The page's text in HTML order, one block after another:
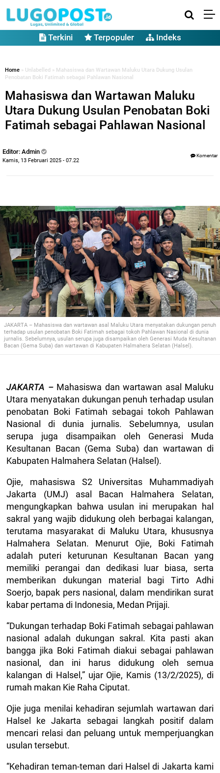
Terkini Terpopuler Indeks
Home » Unlabelled » Mahasiswa dan Wartawan Maluku Utara Dukung Usulan
Penobatan Boki Fatimah sebagai Pahlawan Nasional
Mahasiswa dan Wartawan Maluku
Utara Dukung Usulan Penobatan Boki
Fatimah sebagai Pahlawan Nasional
Editor: Admin
Kamis, 13 Februari 2025 - 07.22
Komentar
JAKARTA – Mahasiswa dan wartawan asal Maluku Utara menyatakan dukungan penuh
terhadap usulan penobatan Boki Fatimah sebagai tokoh Pahlawan Nasional di dunia
jurnalis. Sebelumnya, usulan serupa juga disampaikan oleh Generasi Muda Kesultanan
Bacan (Gema Suba) dan wartawan di Kabupaten Halmahera Selatan (Halsel).
JAKARTA – Mahasiswa dan wartawan asal Maluku
Utara menyatakan dukungan penuh terhadap usulan
penobatan Boki Fatimah sebagai tokoh Pahlawan
Nasional di dunia jurnalis. Sebelumnya, usulan
serupa juga disampaikan oleh Generasi Muda
Kesultanan Bacan (Gema Suba) dan wartawan di
Kabupaten Halmahera Selatan (Halsel).
Ojie, mahasiswa S2 Universitas Muhammadiyah
Jakarta (UMJ) asal Bacan Halmahera Selatan,
mengungkapkan bahwa usulan ini merupakan hal
sakral yang wajib didukung oleh berbagai kalangan,
terutama masyarakat di Maluku Utara, khususnya
Halmahera Selatan. Menurut Ojie, Boki Fatimah
adalah puteri keturunan Kesultanan Bacan yang
memiliki perangai dan dedikasi luar biasa, serta
memberikan dukungan material bagi Tirto Adhi
Soerjo, bapak pers nasional, dalam mendirikan surat
kabar pertama di Indonesia, Medan Prijaji.
“Dukungan terhadap Boki Fatimah sebagai pahlawan
nasional adalah dukungan sakral. Kita pasti akan
bangga jika Boki Fatimah diakui sebagai pahlawan
nasional, dan ini harus didukung oleh semua
kalangan di Halsel,” ujar Ojie, Kamis (13/2/2025), di
rumah makan Kie Raha Ciputat.
Ojie juga menilai kehadiran sejumlah wartawan dari
Halsel ke Jakarta sebagai langkah positif dalam
mencari relasi dan peluang untuk memperjuangkan
usulan tersebut.
“Kehadiran teman-teman dari Halsel di Jakarta kami